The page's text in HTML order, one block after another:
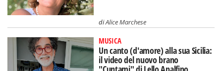
diAlice Marchese
MUSICA
Un canto (d'amore) alla sua Sicilia:
il video del nuovo brano